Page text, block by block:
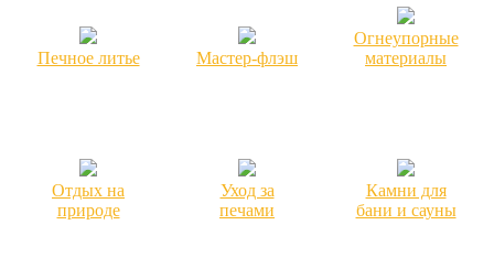
Печное литье Мастер-флэш
Огнеупорные
материалы
Отдых на
природе
Уход за
печами
Камни для
бани и сауны